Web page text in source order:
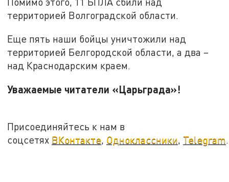
территорией Волгоградской области.
Еще пять наши бойцы уничтожили над
территорией Белгородской области, а два –
над Краснодарским краем.
Уважаемые читатели «Царьграда»!
Присоединяйтесь к нам в
соцсетях ВКонтакте, Одноклассники, Telegram.